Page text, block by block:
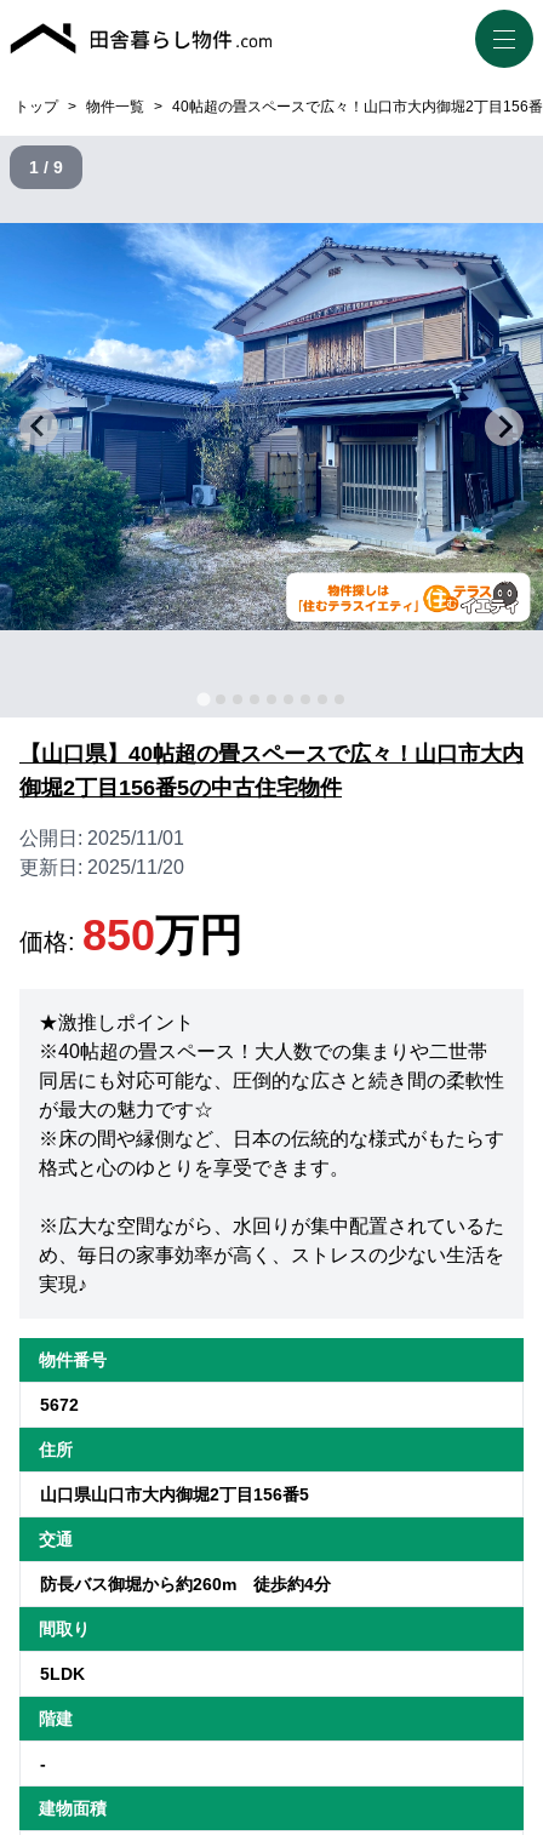
トップ > 物件一覧 > 40帖超の畳スペースで広々！山口市大内御堀2丁目156
1 / 9
【山口県】40帖超の畳スペースで広々！山口市大内
御堀2丁目156番5の中古住宅物件
公開日: 2025/11/01
更新日: 2025/11/20
価格: 850万円
★激推しポイント
※40帖超の畳スペース！大人数での集まりや二世帯
同居にも対応可能な、圧倒的な広さと続き間の柔軟性
が最大の魅力です☆
※床の間や縁側など、日本の伝統的な様式がもたらす
格式と心のゆとりを享受できます。
※広大な空間ながら、水回りが集中配置されているた
め、毎日の家事効率が高く、ストレスの少ない生活を
実現♪
物件番号
5672
住所
山口県山口市大内御堀2丁目156番5
交通
防長バス御堀から約260m 徒歩約4分
間取り
5LDK
階建
-
建物面積